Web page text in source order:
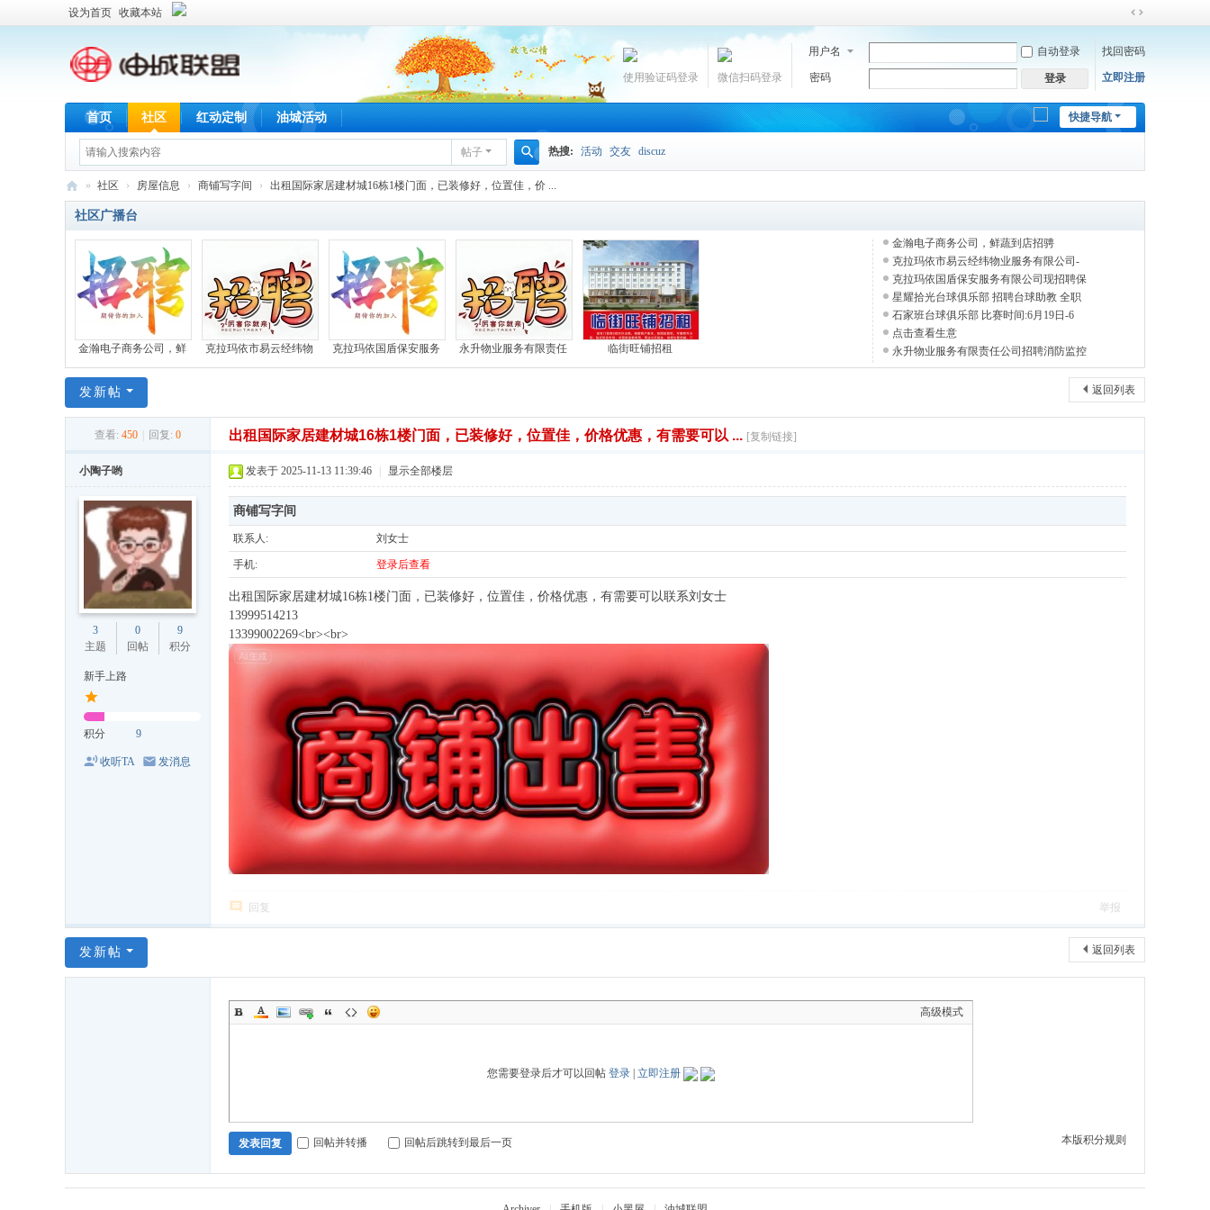
设为首页 收藏本站
切
换
到
宽
用户名 自动登录 找回密码
密码 登录 立即注册
微信扫码登录
使用验证码登录
快捷导航
首页 社区 红动定制 油城活动
帖子
搜
索
热搜: 活动 交友 discuz
油
城
盟
» 社区 › 房屋信息 › 商铺写字间 › 出租国际家居建材城16栋1楼门面，已装修好，位置佳，价 ...
社区广播台
金瀚电子商务公司，鲜 克拉玛依市易云经纬物 克拉玛依国盾保安服务 永升物业服务有限责任 临街旺铺招租
金瀚电子商务公司，鲜蔬到店招骋
克拉玛依市易云经纬物业服务有限公司-
克拉玛依国盾保安服务有限公司现招聘保
星耀拾光台球俱乐部 招聘台球助教 全职
石家班台球俱乐部 比赛时间:6月19日-6
点击查看生意
永升物业服务有限责任公司招聘消防监控
返回列表
发新帖
查看: 450 回复: 0 出租国际家居建材城16栋1楼门面，已装修好，位置佳，价格优惠，有需要可以 ... [复制链接]
小陶子哟
3
主题
0
回帖
9
积分
新手上路
积分 9
收听TA 发消息
发表于 2025-11-13 11:39:46 显示全部楼层
商铺写字间
联系人: 刘女士
手机: 登录后查看
出租国际家居建材城16栋1楼门面，已装修好，位置佳，价格优惠，有需要可以联系刘女士
13999514213
13399002269<br><br>
回复 举报
返回列表
发新帖
高级模式
您需要登录后才可以回帖 登录 立即注册
本版积分规则
发表回复 回帖并转播 回帖后跳转到最后一页